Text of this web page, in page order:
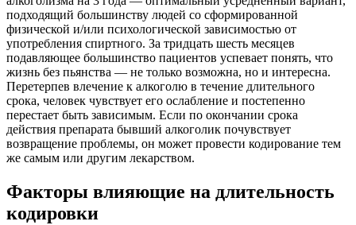
подходящий большинству людей со сформированной
физической и/или психологической зависимостью от
употребления спиртного. За тридцать шесть месяцев
подавляющее большинство пациентов успевает понять, что
жизнь без пьянства — не только возможна, но и интересна.
Перетерпев влечение к алкоголю в течение длительного
срока, человек чувствует его ослабление и постепенно
перестает быть зависимым. Если по окончании срока
действия препарата бывший алкоголик почувствует
возвращение проблемы, он может провести кодирование тем
же самым или другим лекарством.
Факторы влияющие на длительность
кодировки